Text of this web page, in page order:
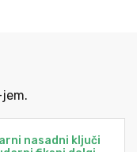
nasadni ključi